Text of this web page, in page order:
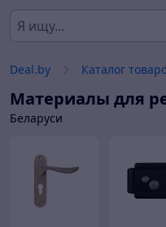
Deal.by Каталог
Материалы для
Беларуси